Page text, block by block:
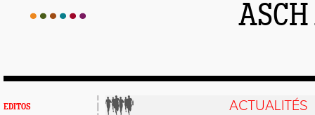
EDITOS ACTUALITÉS